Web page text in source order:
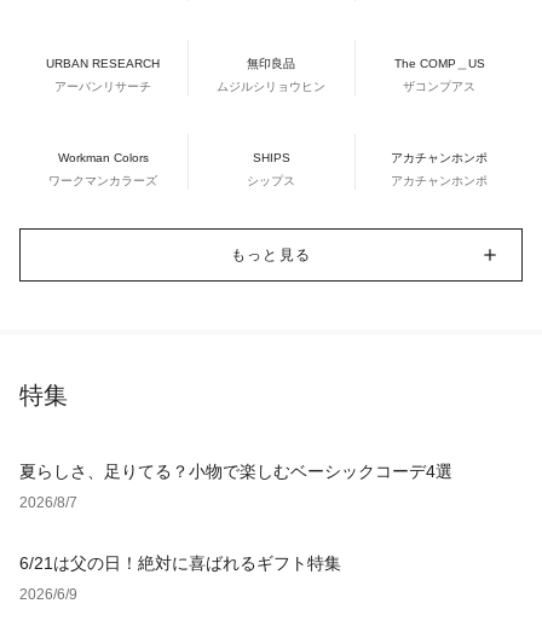
URBAN RESEARCH
アーバンリサーチ
無印良品
ムジルシリョウヒン
The COMP＿US
ザコンプアス
Workman Colors
ワークマンカラーズ
SHIPS
シップス
アカチャンホンポ
アカチャンホンポ
もっと見る
特集
夏らしさ、足りてる？小物で楽しむベーシックコーデ4選
2026/8/7
6/21は父の日！絶対に喜ばれるギフト特集
2026/6/9